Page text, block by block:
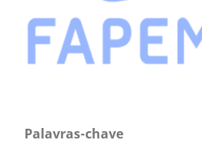
Palavras-chave